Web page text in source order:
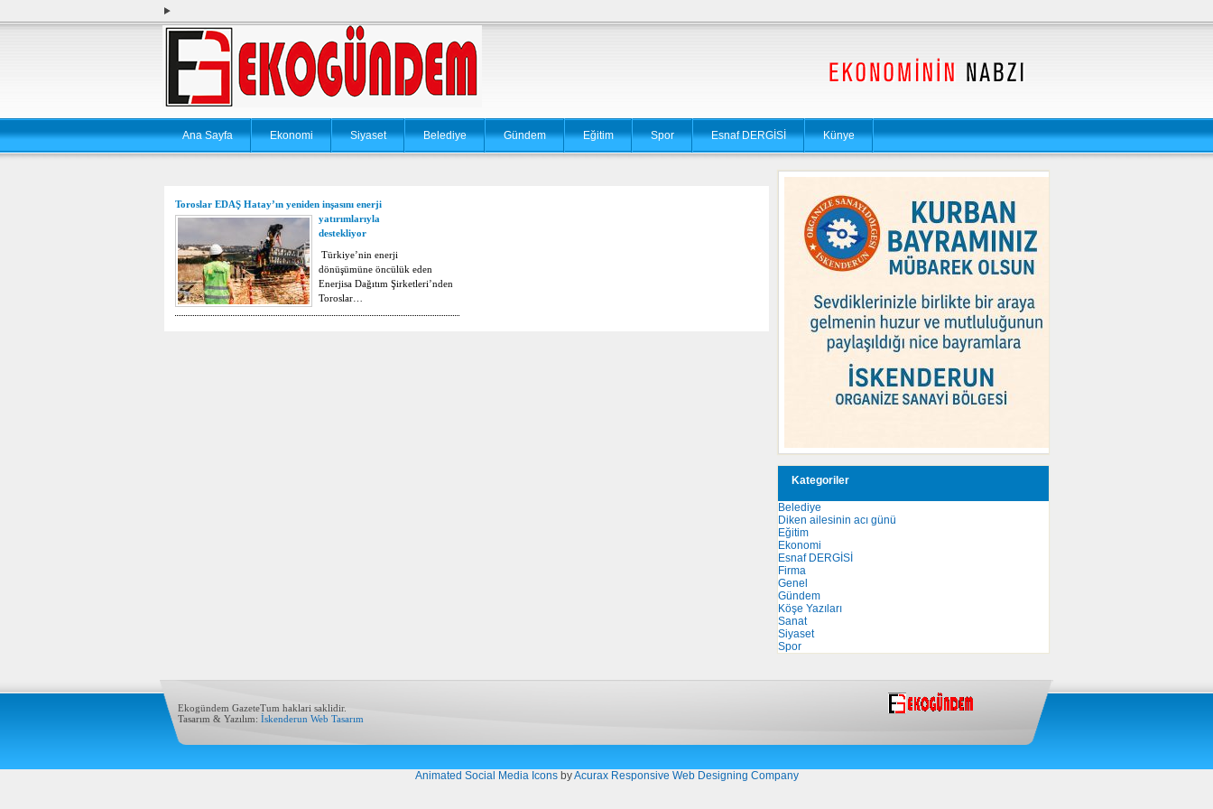
Ana Sayfa Ekonomi Siyaset Belediye Gündem Eğitim Spor Esnaf DERGİSİ Künye
Toroslar EDAŞ Hatay’ın yeniden inşasını enerji
yatırımlarıyla
destekliyor
Türkiye’nin enerji
dönüşümüne öncülük eden
Enerjisa Dağıtım Şirketleri’nden
Toroslar…
Kategoriler
Belediye
Diken ailesinin acı günü
Eğitim
Ekonomi
Esnaf DERGİSİ
Firma
Genel
Gündem
Köşe Yazıları
Sanat
Siyaset
Spor
Ekogündem GazeteTum haklari saklidir.
Tasarım & Yazılım: İskenderun Web Tasarım
Animated Social Media IconsbyAcurax Responsive Web Designing Company